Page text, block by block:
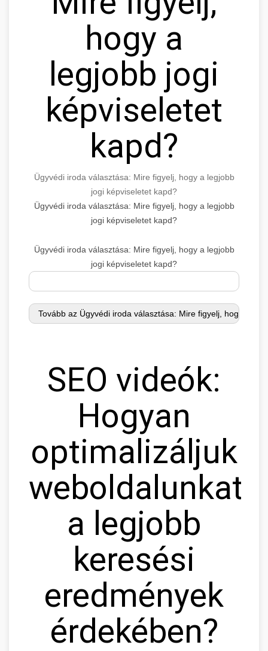
hogy a
legjobb jogi
képviseletet
kapd?
Ügyvédi iroda választása: Mire figyelj, hogy a legjobb
jogi képviseletet kapd?
Ügyvédi iroda választása: Mire figyelj, hogy a legjobb
jogi képviseletet kapd?
Ügyvédi iroda választása: Mire figyelj, hogy a legjobb
jogi képviseletet kapd?
SEO videók:
Hogyan
optimalizáljuk
weboldalunkat
a legjobb
keresési
eredmények
érdekében?